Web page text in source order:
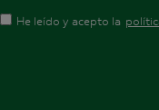
He leído y acepto la